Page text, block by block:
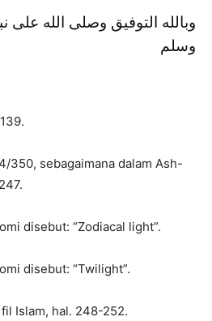
وبالله التوفيق وصلى الله على
وسلم
350, sebagaimana dalam Ash-
disebut: “Zodiacal light”.
disebut: “Twilight”.
Islam, hal. 248-252.